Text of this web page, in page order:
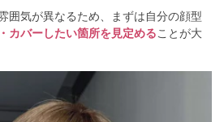
囲気が異なるため、まずは自分の顔型
カバーしたい箇所を見定めることが大